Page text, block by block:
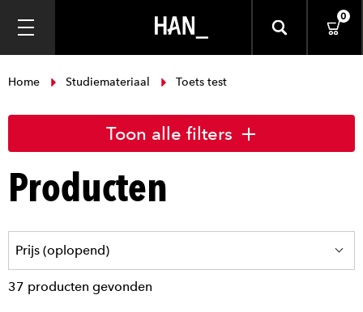
0
Home Studiemateriaal Toets test
Toon alle filters
Producten
37 producten gevonden